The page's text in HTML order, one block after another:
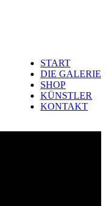
START
DIE GALERIE
SHOP
KÜNSTLER
KONTAKT